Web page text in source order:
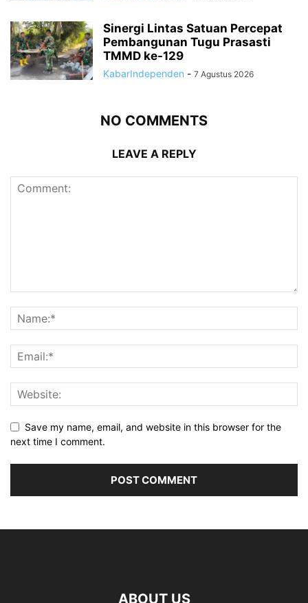
Sinergi Lintas Satuan Percepat
Pembangunan Tugu Prasasti
TMMD ke-129
KabarIndependen - 7 Agustus 2026
NO COMMENTS
LEAVE A REPLY
Save my name, email, and website in this browser for the
next time I comment.
ABOUT US